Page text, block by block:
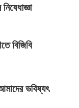
বিজিবি
ভবিষ্যৎ